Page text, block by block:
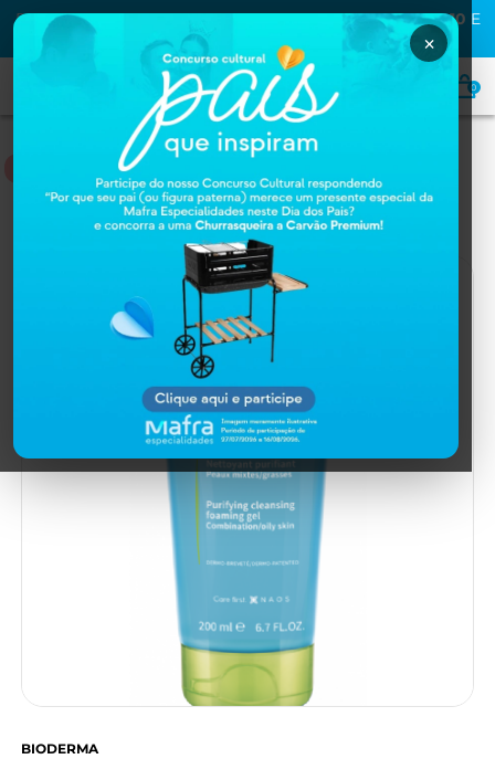
PRIMEIRA COMPRA NA MAFRA? USE O CUPOMMAFRA10 E
GANHE
0
Home
BIODERMA
×